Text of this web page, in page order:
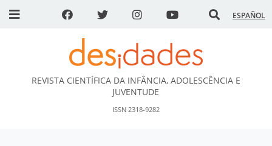
ESPAÑOL
DESidades
REVISTA CIENTÍFICA DA INFÂNCIA, ADOLESCÊNCIA E
JUVENTUDE
ISSN 2318-9282